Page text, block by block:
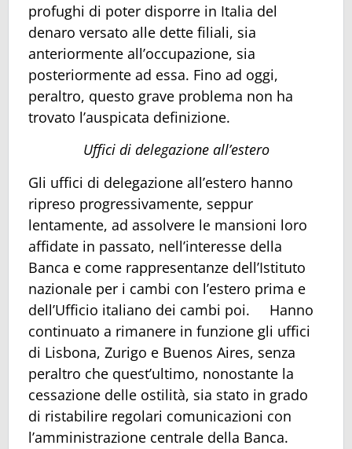
profughi di poter disporre in Italia del
denaro versato alle dette filiali, sia
anteriormente all’occupazione, sia
posteriormente ad essa. Fino ad oggi,
peraltro, questo grave problema non ha
trovato l’auspicata definizione.
Uffici di delegazione all’estero
Gli uffici di delegazione all’estero hanno
ripreso progressivamente, seppur
lentamente, ad assolvere le mansioni loro
affidate in passato, nell’interesse della
Banca e come rappresentanze dell’Istituto
nazionale per i cambi con l’estero prima e
dell’Ufficio italiano dei cambi poi. Hanno
continuato a rimanere in funzione gli uffici
di Lisbona, Zurigo e Buenos Aires, senza
peraltro che quest’ultimo, nonostante la
cessazione delle ostilità, sia stato in grado
di ristabilire regolari comunicazioni con
l’amministrazione centrale della Banca.